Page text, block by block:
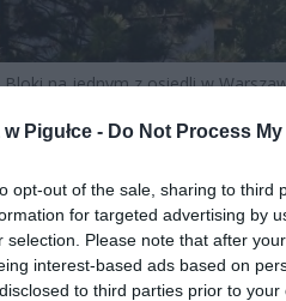
Pigułce - Do Not Process
opt-out of the sale, sharing to third
for targeted advertising by
selection. Please note that after
interest-based ads based on
to third parties prior to
Bloki na jednym z osiedli w
TEN OBOWIĄZEK –
USTAWA Z 2021
w zdalnych licznikach nie jest
dyrektywa Parlamentu
roku, zwana dyrektywą EED